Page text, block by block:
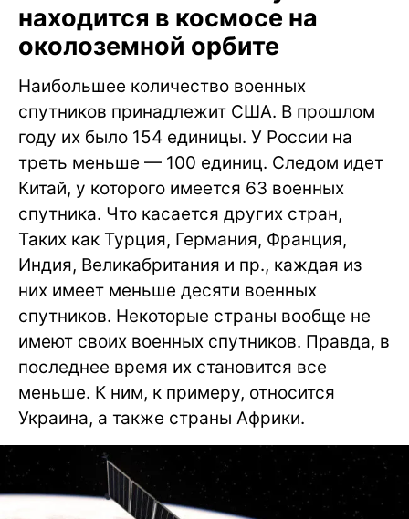
находится в космосе на
околоземной орбите
Наибольшее количество военных
спутников принадлежит США. В прошлом
году их было 154 единицы. У России на
треть меньше — 100 единиц. Следом идет
Китай, у которого имеется 63 военных
спутника. Что касается других стран,
Таких как Турция, Германия, Франция,
Индия, Великабритания и пр., каждая из
них имеет меньше десяти военных
спутников. Некоторые страны вообще не
имеют своих военных спутников. Правда, в
последнее время их становится все
меньше. К ним, к примеру, относится
Украина, а также страны Африки.